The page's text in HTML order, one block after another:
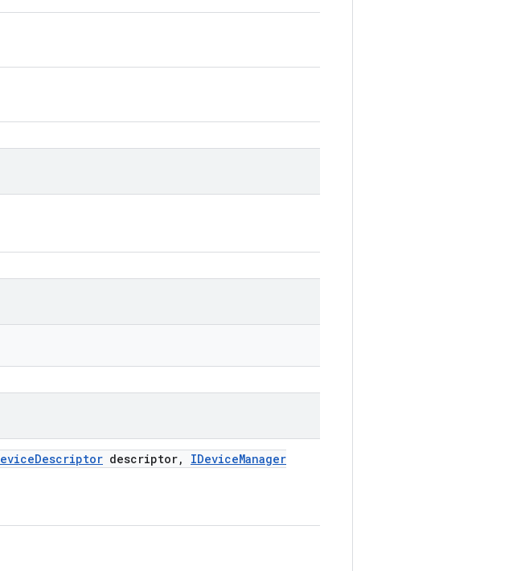
Descriptor descriptor, IDeviceManager